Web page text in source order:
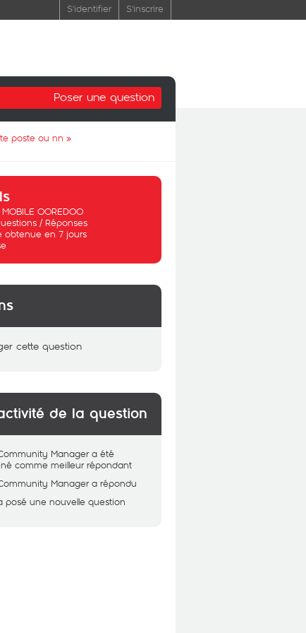
S'identifier S'inscrire
Poser une question
poste ou nn »
MOBILE OOREDOO
/ Réponses
obtenue en 7 jours
cette question
de la question
Manager a été
comme meilleur répondant
Manager a répondu
posé une nouvelle question